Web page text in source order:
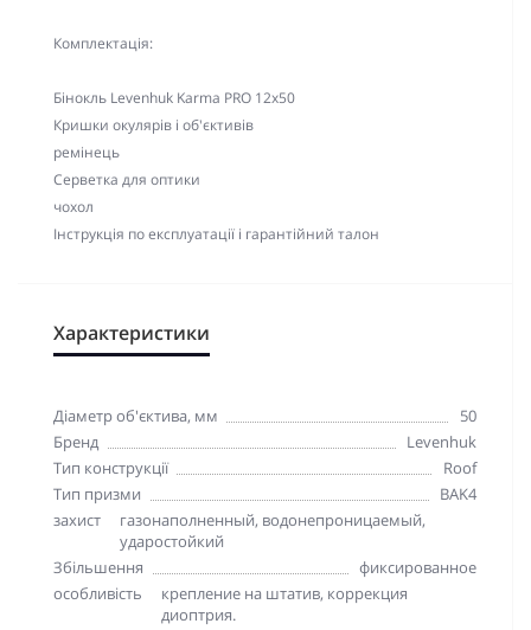
Комплектація:
Бінокль Levenhuk Karma PRO 12x50
Кришки окулярів і об'єктивів
ремінець
Серветка для оптики
чохол
Інструкція по експлуатації і гарантійний талон
Характеристики
Діаметр об'єктива, мм
50
Бренд
Levenhuk
Тип конструкції
Roof
Тип призми
BAK4
захист
газонаполненный, водонепроницаемый,
ударостойкий
Збільшення
фиксированное
особливість
крепление на штатив, коррекция
диоптрия.